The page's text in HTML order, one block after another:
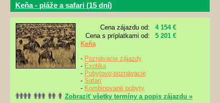
Keňa - pláže a safari (15 dní)
Cena zájazdu od:
4 154 €
Cena s príplatkami od:
5 201 €
Keňa
- Poznávacie zájazdy
- Exotika
- Pobytovo-poznávacie
- Safari
- Kombinované pobyty
Zobraziť všetky termíny a popis zájazdu »